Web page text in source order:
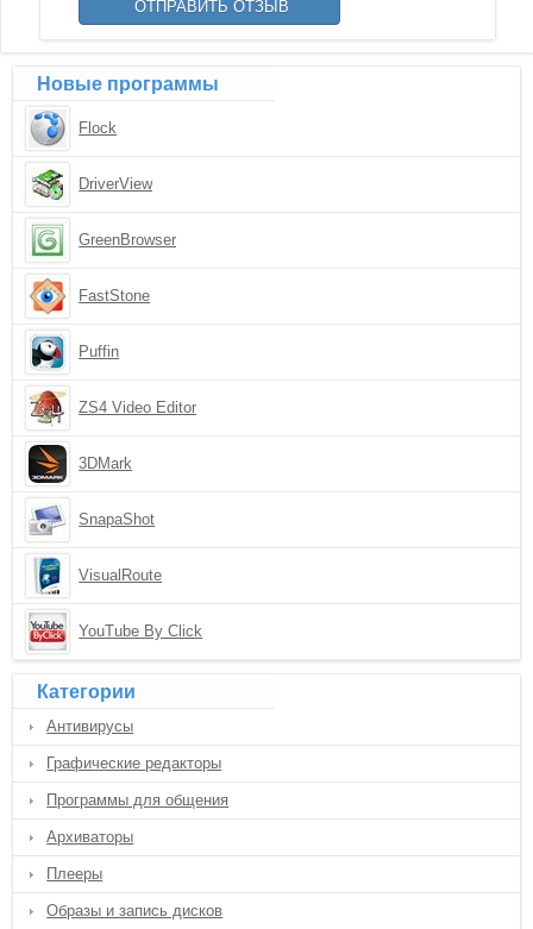
Новые программы
Flock
DriverView
GreenBrowser
FastStone
Puffin
ZS4 Video Editor
3DMark
SnapaShot
VisualRoute
YouTube By Click
Категории
Антивирусы
Графические редакторы
Программы для общения
Архиваторы
Плееры
Образы и запись дисков